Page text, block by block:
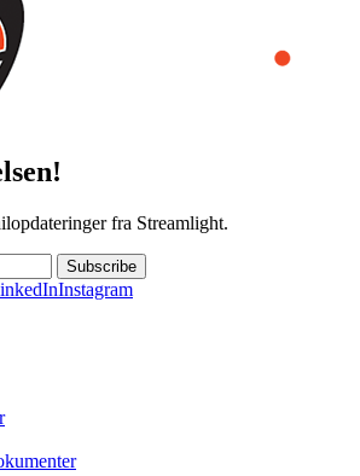
fra Streamlight.
Subscribe
Instagram